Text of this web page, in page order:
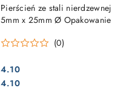
Pierścień ze stali nierdzewnej
5mm x 25mm Ø Opakowanie
(0)
Cena:
4.10
Cena:
4.10